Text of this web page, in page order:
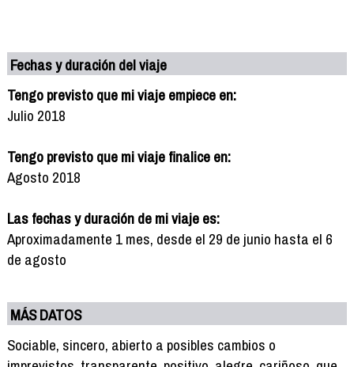
Fechas y duración del viaje
Tengo previsto que mi viaje empiece en:
Julio 2018
Tengo previsto que mi viaje finalice en:
Agosto 2018
Las fechas y duración de mi viaje es:
Aproximadamente 1 mes, desde el 29 de junio hasta el 6
de agosto
MÁS DATOS
Sociable, sincero, abierto a posibles cambios o